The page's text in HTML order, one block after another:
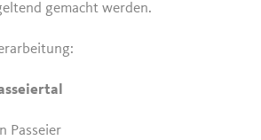
gemacht werden.
Passeier